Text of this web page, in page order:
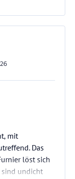
mit
Das
löst sich
sind undicht